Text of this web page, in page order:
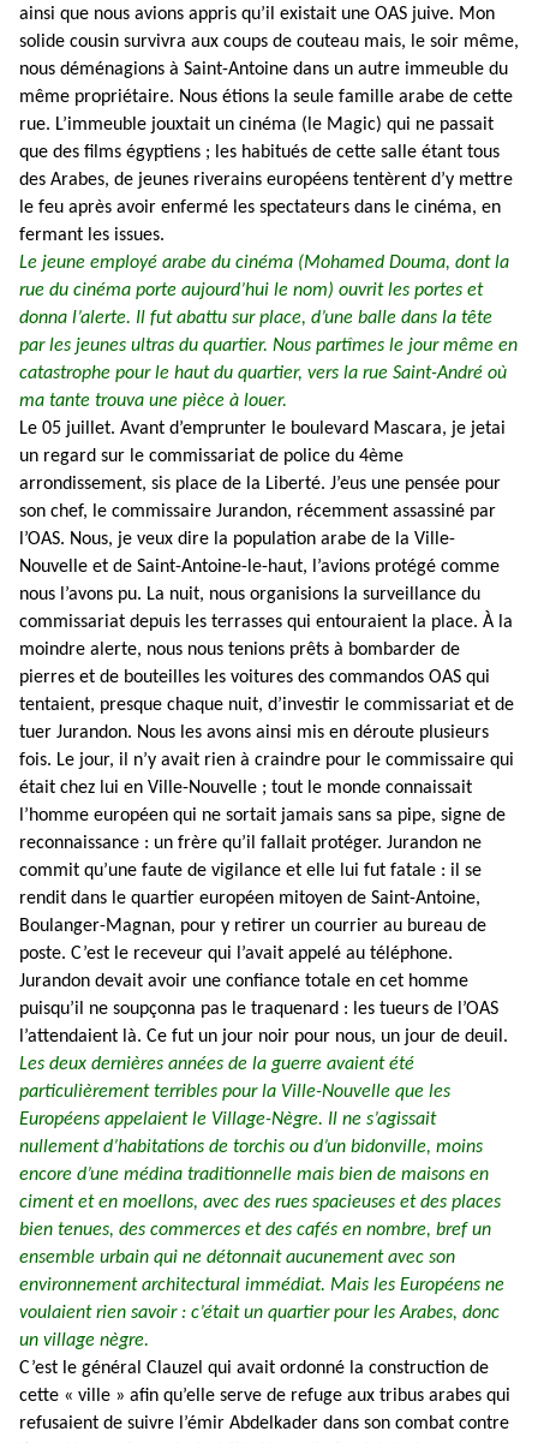
ainsi que nous avions appris qu’il existait une OAS juive. Mon
solide cousin survivra aux coups de couteau mais, le soir même,
nous déménagions à Saint-Antoine dans un autre immeuble du
même propriétaire. Nous étions la seule famille arabe de cette
rue. L’immeuble jouxtait un cinéma (le Magic) qui ne passait
que des films égyptiens ; les habitués de cette salle étant tous
des Arabes, de jeunes riverains européens tentèrent d’y mettre
le feu après avoir enfermé les spectateurs dans le cinéma, en
fermant les issues.
Le jeune employé arabe du cinéma (Mohamed Douma, dont la
rue du cinéma porte aujourd’hui le nom) ouvrit les portes et
donna l’alerte. Il fut abattu sur place, d’une balle dans la tête
par les jeunes ultras du quartier. Nous partîmes le jour même en
catastrophe pour le haut du quartier, vers la rue Saint-André où
ma tante trouva une pièce à louer.
Le 05 juillet. Avant d’emprunter le boulevard Mascara, je jetai
un regard sur le commissariat de police du 4ème
arrondissement, sis place de la Liberté. J’eus une pensée pour
son chef, le commissaire Jurandon, récemment assassiné par
l’OAS. Nous, je veux dire la population arabe de la Ville-
Nouvelle et de Saint-Antoine-le-haut, l’avions protégé comme
nous l’avons pu. La nuit, nous organisions la surveillance du
commissariat depuis les terrasses qui entouraient la place. À la
moindre alerte, nous nous tenions prêts à bombarder de
pierres et de bouteilles les voitures des commandos OAS qui
tentaient, presque chaque nuit, d’investir le commissariat et de
tuer Jurandon. Nous les avons ainsi mis en déroute plusieurs
fois. Le jour, il n’y avait rien à craindre pour le commissaire qui
était chez lui en Ville-Nouvelle ; tout le monde connaissait
l’homme européen qui ne sortait jamais sans sa pipe, signe de
reconnaissance : un frère qu’il fallait protéger. Jurandon ne
commit qu’une faute de vigilance et elle lui fut fatale : il se
rendit dans le quartier européen mitoyen de Saint-Antoine,
Boulanger-Magnan, pour y retirer un courrier au bureau de
poste. C’est le receveur qui l’avait appelé au téléphone.
Jurandon devait avoir une confiance totale en cet homme
puisqu’il ne soupçonna pas le traquenard : les tueurs de l’OAS
l’attendaient là. Ce fut un jour noir pour nous, un jour de deuil.
Les deux dernières années de la guerre avaient été
particulièrement terribles pour la Ville-Nouvelle que les
Européens appelaient le Village-Nègre. Il ne s’agissait
nullement d’habitations de torchis ou d’un bidonville, moins
encore d’une médina traditionnelle mais bien de maisons en
ciment et en moellons, avec des rues spacieuses et des places
bien tenues, des commerces et des cafés en nombre, bref un
ensemble urbain qui ne détonnait aucunement avec son
environnement architectural immédiat. Mais les Européens ne
voulaient rien savoir : c’était un quartier pour les Arabes, donc
un village nègre.
C’est le général Clauzel qui avait ordonné la construction de
cette « ville » afin qu’elle serve de refuge aux tribus arabes qui
refusaient de suivre l’émir Abdelkader dans son combat contre